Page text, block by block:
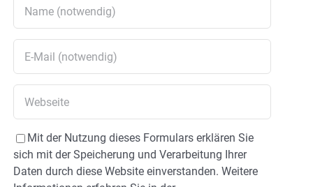
Mit der Nutzung dieses Formulars erklären Sie
sich mit der Speicherung und Verarbeitung Ihrer
Daten durch diese Website einverstanden. Weitere